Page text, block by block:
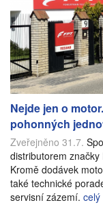
Nejde jen o
pohonných
Zveřejněno 31.7.
distributorem
Kromě dodávek
také technické
servisní zázemí.